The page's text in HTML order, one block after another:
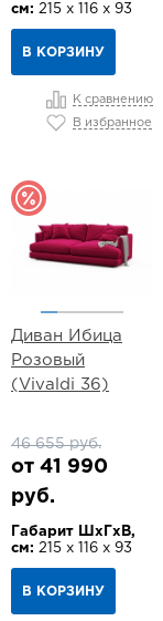
см: 215 х 116 х 93
В КОРЗИНУ
К сравнению
В избранное
Диван Ибица
Розовый
(Vivaldi 36)
46 655 руб.
от 41 990
руб.
Габарит ШхГхВ,
см: 215 х 116 х 93
В КОРЗИНУ